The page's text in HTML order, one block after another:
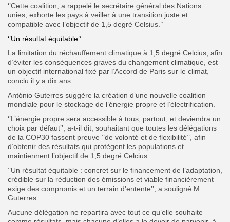
‘’Cette coalition, a rappelé le secrétaire général des Nations
unies, exhorte les pays à veiller à une transition juste et
compatible avec l’objectif de 1,5 degré Celsius.’’
‘’Un résultat équitable’’
La limitation du réchauffement climatique à 1,5 degré Celcius, afin
d’éviter les conséquences graves du changement climatique, est
un objectif international fixé par l’Accord de Paris sur le climat,
conclu il y a dix ans.
António Guterres suggère la création d’une nouvelle coalition
mondiale pour le stockage de l’énergie propre et l’électrification.
‘’L’énergie propre sera accessible à tous, partout, et deviendra un
choix par défaut’’, a-t-il dit, souhaitant que toutes les délégations
de la COP30 fassent preuve ‘’de volonté et de flexibilité’’, afin
d’obtenir des résultats qui protègent les populations et
maintiennent l’objectif de 1,5 degré Celcius.
‘’Un résultat équitable : concret sur le financement de l’adaptation,
crédible sur la réduction des émissions et viable financièrement
exige des compromis et un terrain d’entente’’, a souligné M.
Guterres.
Aucune délégation ne repartira avec tout ce qu’elle souhaite